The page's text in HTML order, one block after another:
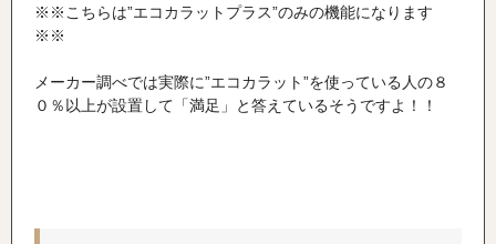
※※こちらは”エコカラットプラス”のみの機能になります
※※
メーカー調べでは実際に”エコカラット”を使っている人の８
０％以上が設置して「満足」と答えているそうですよ！！